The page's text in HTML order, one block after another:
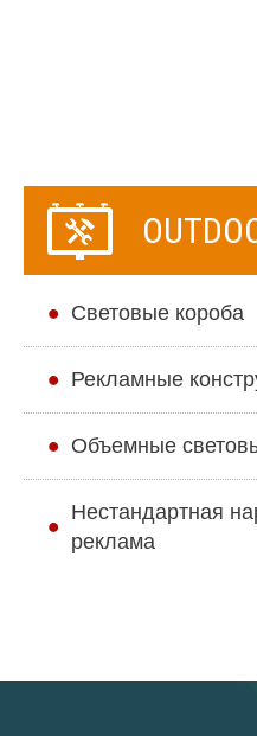
Cветовые короба
Рекламные
Объемные
Нестандартная
реклама